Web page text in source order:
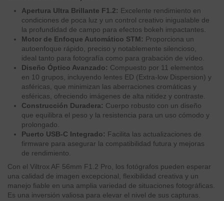
Apertura Ultra Brillante F1.2: Excelente rendimiento en
condiciones de poca luz y un control creativo inigualable de
la profundidad de campo para efectos bokeh impactantes.
Motor de Enfoque Automático STM: Proporciona un
autoenfoque rápido, preciso y notablemente silencioso,
ideal tanto para fotografía como para grabación de vídeo.
Diseño Óptico Avanzado: Compuesto por 11 elementos
en 10 grupos, incluyendo lentes ED (Extra-low Dispersion) y
asféricas, que minimizan las aberraciones cromáticas y
esféricas, ofreciendo imágenes de alta nitidez y contraste.
Construcción Duradera: Cuerpo robusto con un diseño
que equilibra el peso y la resistencia para un uso cómodo y
prolongado.
Puerto USB-C Integrado: Facilita las actualizaciones de
firmware para asegurar la compatibilidad futura y mejoras
de rendimiento.
Con el Viltrox AF 56mm F1.2 Pro, los fotógrafos pueden esperar
una calidad de imagen excepcional, flexibilidad creativa y un
manejo fiable en una amplia variedad de situaciones fotográficas.
Es una inversión valiosa para elevar el nivel de sus capturas.